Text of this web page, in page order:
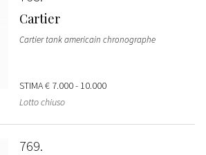
Cartier
Cartier tank americain chronographe
STIMA€ 7.000 - 10.000
Lotto chiuso
769